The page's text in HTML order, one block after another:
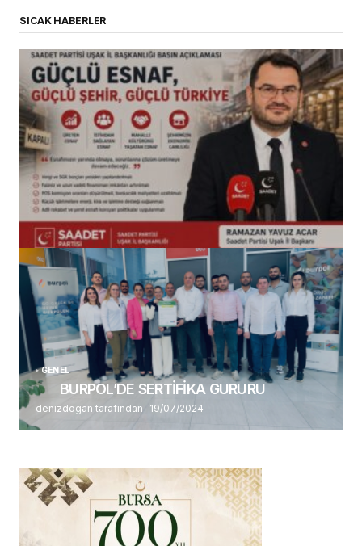
SICAK HABERLER
(başlıksız)
Alaattin Karahan tarafından 14/07/2026
GENEL
BURPOL’DE SERTİFİKA GURURU
denizdogan tarafından 19/07/2024